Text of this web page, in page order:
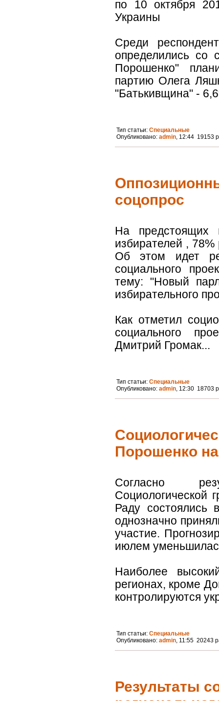
по 10 октября
Украины
Среди
определились со
Порошенко"
партию Олега
"Батькивщина" -
Тип статьи: Специальные
Опубликовано: admin, 12:44 19153
соцопрос
На предстоящих
избирателей ,
Об этом идет
социального
тему: "Новый
избирательного
Как отметил
социального
Дмитрий Громак...
Тип статьи: Специальные
Опубликовано: admin, 12:30 18703
Порошенко
Согласно
Социологической
Раду состоялись
однозначно
участие.
июлем
Наиболее
регионах, кроме
контролируются
Тип статьи: Специальные
Опубликовано: admin, 11:55 20243
Результаты